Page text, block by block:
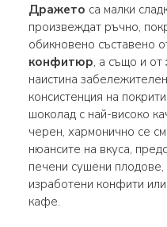
Дражето са малки
произвеждат ръчно,
обикновено съставено
конфитюр, а също и от
наистина
консистенция на
шоколад с най-високо
черен, хармонично се
нюансите на вкуса,
печени сушени
изработени конфити
кафе.